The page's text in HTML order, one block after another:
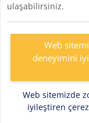
ulaşabilirsiniz.
Web
deneyimini
Web sitemizde
iyileştiren